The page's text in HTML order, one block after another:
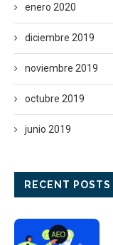
enero 2020
diciembre 2019
noviembre 2019
octubre 2019
junio 2019
RECENT POSTS